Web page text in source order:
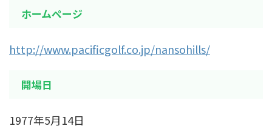
ホームページ
http://www.pacificgolf.co.jp/nansohills/
開場日
1977年5月14日